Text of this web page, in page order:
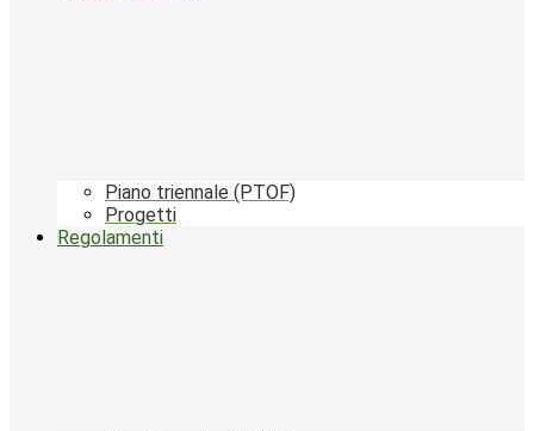
Piano triennale (PTOF)
Progetti
Regolamenti